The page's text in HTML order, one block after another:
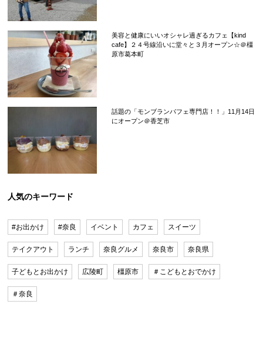
美容と健康にいいオシャレ過ぎるカフェ【kind
cafe】２４号線沿いに堂々と３月オープン☆＠橿
原市葛本町
話題の「モンブランパフェ専門店！！」11月14日
にオープン＠香芝市
人気のキーワード
#お出かけ #奈良 イベント カフェ スイーツ
テイクアウト ランチ 奈良グルメ 奈良市 奈良県
子どもとお出かけ 広陵町 橿原市 ＃こどもとおでかけ
＃奈良